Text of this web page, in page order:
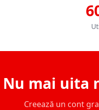
Nu mai uita
Creează un cont